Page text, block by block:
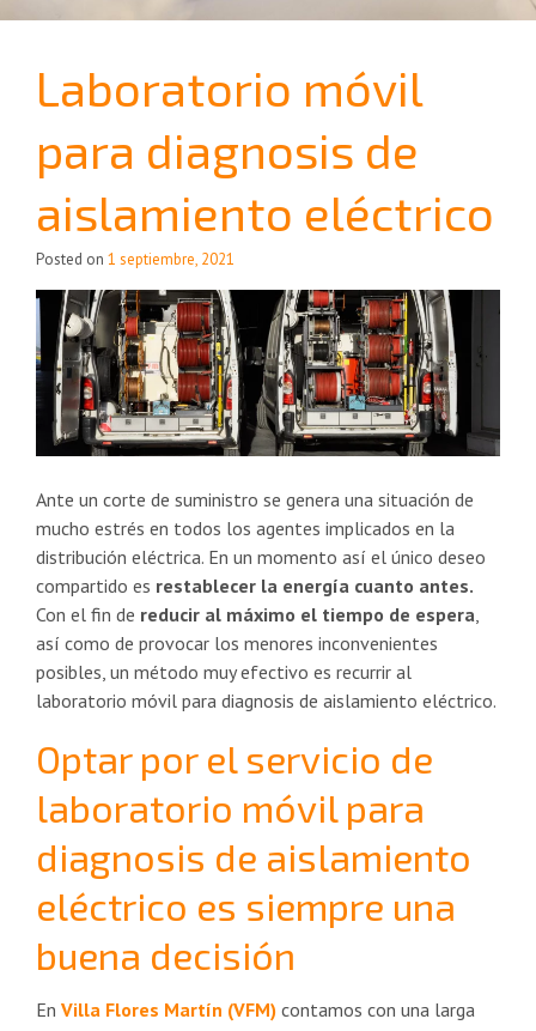
Laboratorio móvil
para diagnosis de
aislamiento eléctrico
Posted on 1 septiembre, 2021
Ante un corte de suministro se genera una situación de
mucho estrés en todos los agentes implicados en la
distribución eléctrica. En un momento así el único deseo
compartido es restablecer la energía cuanto antes.
Con el fin de reducir al máximo el tiempo de espera,
así como de provocar los menores inconvenientes
posibles, un método muy efectivo es recurrir al
laboratorio móvil para diagnosis de aislamiento eléctrico.
Optar por el servicio de
laboratorio móvil para
diagnosis de aislamiento
eléctrico es siempre una
buena decisión
En Villa Flores Martín (VFM) contamos con una larga